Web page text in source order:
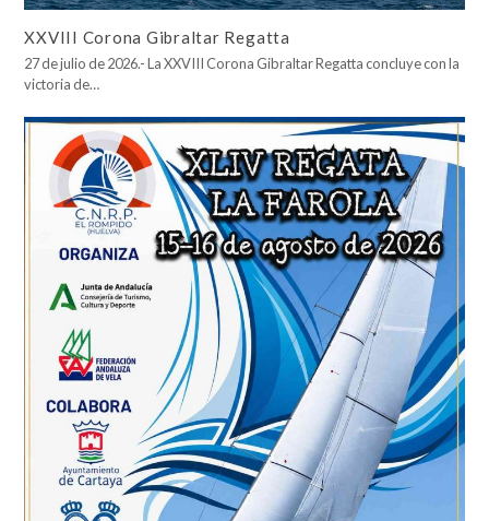
XXVIII Corona Gibraltar Regatta
27 de julio de 2026.- La XXVIII Corona Gibraltar Regatta concluye con la
victoria de…